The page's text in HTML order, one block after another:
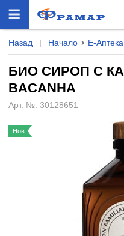
Назад | Начало Е-Аптека
БИО СИРОП С
BACANHA
Арт. №: 30128651
Нов